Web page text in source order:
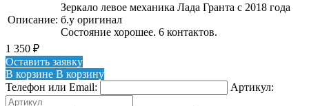
Описание:
Зеркало левое механика Лада Гранта с 2018 года
б.у оригинал
Состояние хорошее. 6 контактов.
1 350 ₽
Оставить заявку
В корзине В корзину
Телефон или Email:
Артикул: